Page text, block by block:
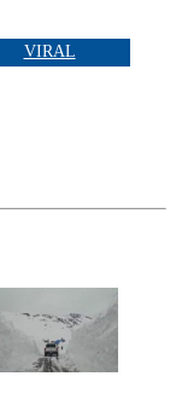
VIRAL